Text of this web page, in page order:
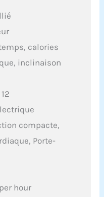
calories
inclinaison
compacte,
Porte-
hour